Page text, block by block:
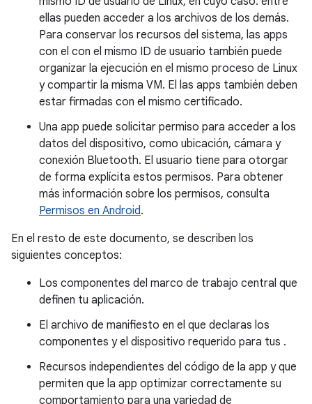
ellas pueden acceder a los archivos de los demás.
Para conservar los recursos del sistema, las apps
con el con el mismo ID de usuario también puede
organizar la ejecución en el mismo proceso de Linux
y compartir la misma VM. El las apps también deben
estar firmadas con el mismo certificado.
Una app puede solicitar permiso para acceder a los
datos del dispositivo, como ubicación, cámara y
conexión Bluetooth. El usuario tiene para otorgar
de forma explícita estos permisos. Para obtener
más información sobre los permisos, consulta
Permisos en Android.
En el resto de este documento, se describen los
siguientes conceptos:
Los componentes del marco de trabajo central que
definen tu aplicación.
El archivo de manifiesto en el que declaras los
componentes y el dispositivo requerido para tus .
Recursos independientes del código de la app y que
permiten que la app optimizar correctamente su
comportamiento para una variedad de